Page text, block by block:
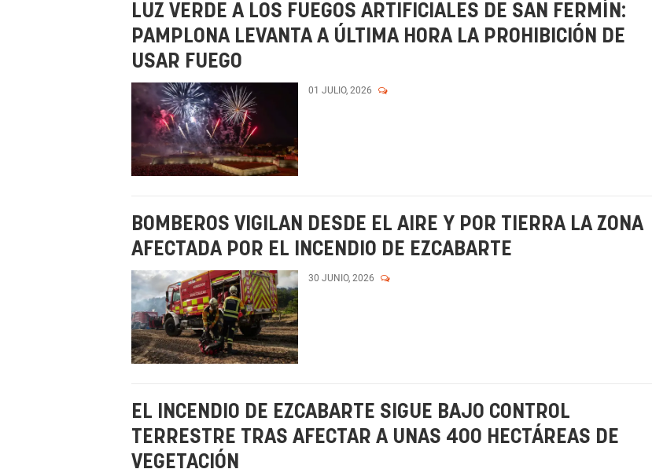
LUZ VERDE A LOS FUEGOS ARTIFICIALES DE SAN FERMÍN:
PAMPLONA LEVANTA A ÚLTIMA HORA LA PROHIBICIÓN DE
USAR FUEGO
01 JULIO, 2026
BOMBEROS VIGILAN DESDE EL AIRE Y POR TIERRA LA ZONA
AFECTADA POR EL INCENDIO DE EZCABARTE
30 JUNIO, 2026
EL INCENDIO DE EZCABARTE SIGUE BAJO CONTROL
TERRESTRE TRAS AFECTAR A UNAS 400 HECTÁREAS DE
VEGETACIÓN